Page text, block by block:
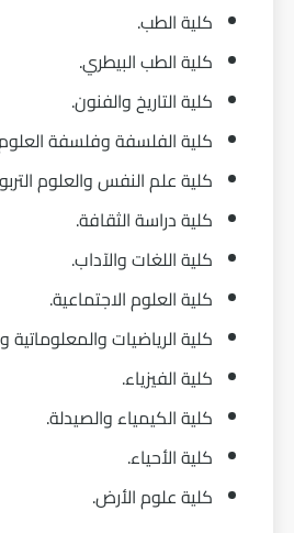
كلية الطب.
كلية الطب البيطري.
كلية التاريخ والفنون.
كلية الفلسفة وفلسفة العلوم
كلية علم النفس والعلوم
كلية دراسة الثقافة.
كلية اللغات والآداب.
كلية العلوم الاجتماعية.
كلية الرياضيات والمعلوماتية
كلية الفيزياء.
كلية الكيمياء والصيدلة.
كلية الأحياء.
كلية علوم الأرض.